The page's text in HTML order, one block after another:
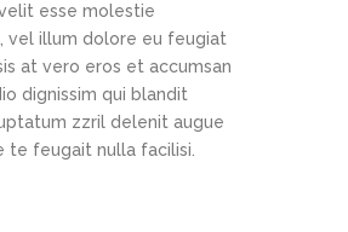
esse molestie
vel illum dolore eu feugiat
at vero eros et accumsan
dignissim qui blandit
zzril delenit augue
te feugait nulla facilisi.